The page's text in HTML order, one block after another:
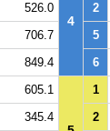
4
526.0
2
706.7
5
849.4 6
605.1
1
345.4
2